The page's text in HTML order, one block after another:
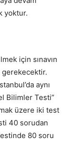
yoktur.
için sınavın
gerekecektir.
aynı
Bilimler Testi”
üzere iki test
40 sorudan
80 soru